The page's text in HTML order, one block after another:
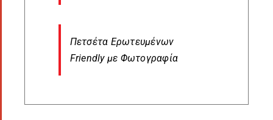
Πετσέτα Ερωτευμένων
Friendly με Φωτογραφία